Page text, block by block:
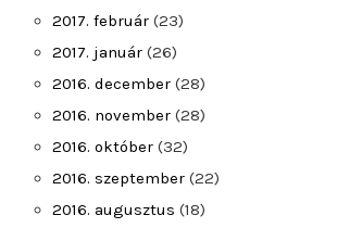
2017. február (23)
2017. január (26)
2016. december (28)
2016. november (28)
2016. október (32)
2016. szeptember (22)
2016. augusztus (18)